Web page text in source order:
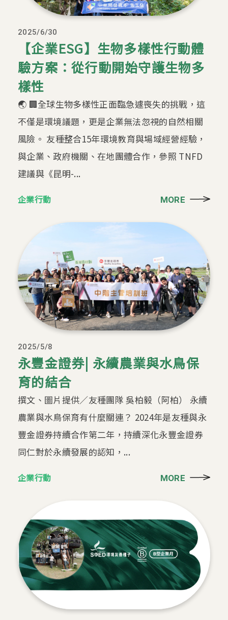
2025/6/30
【企業ESG】生物多樣性行動體
驗方案：從行動開始守護生物多
樣性
🌏 🏢全球生物多樣性正面臨急遽喪失的挑戰，這
不僅是環境議題，更是企業無法忽視的自然相關
風險。 友種整合15年環境教育與場域經營經驗，
與企業、政府機關、在地團體合作，參照 TNFD
建議與《昆明-...
企業行動 MORE
2025/5/8
永豐金證券| 永續農業與水鳥保
育的結合
撰文、圖片提供／友種團隊 吳柏毅（阿柏） 永續
農業與水鳥保育有什麼關連？ 2024年是友種與永
豐金證券持續合作第二年，持續深化永豐金證券
同仁對於永續發展的認知，...
企業行動 MORE